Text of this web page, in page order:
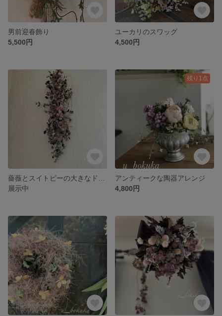
男前迎春飾り
5,500円
ユーカリのスワッグ
4,500円
展示中
残り1点
アンティークな陶器アレンジ
4,800円